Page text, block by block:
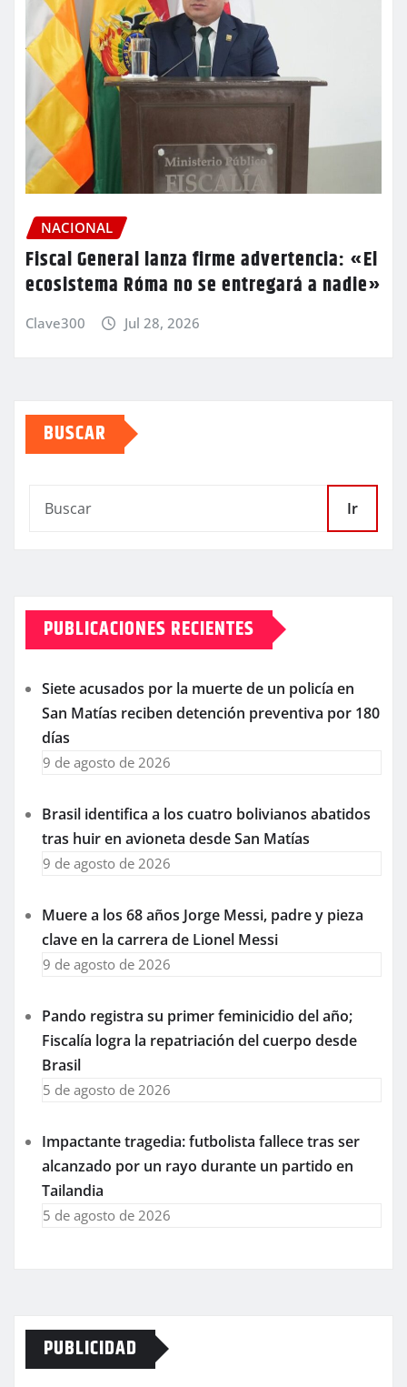
NACIONAL
Fiscal General lanza firme advertencia: «El
ecosistema Róma no se entregará a nadie»
Clave300 Jul 28, 2026
BUSCAR
Ir
PUBLICACIONES RECIENTES
Siete acusados por la muerte de un policía en
San Matías reciben detención preventiva por 180
días
9 de agosto de 2026
Brasil identifica a los cuatro bolivianos abatidos
tras huir en avioneta desde San Matías
9 de agosto de 2026
Muere a los 68 años Jorge Messi, padre y pieza
clave en la carrera de Lionel Messi
9 de agosto de 2026
Pando registra su primer feminicidio del año;
Fiscalía logra la repatriación del cuerpo desde
Brasil
5 de agosto de 2026
Impactante tragedia: futbolista fallece tras ser
alcanzado por un rayo durante un partido en
Tailandia
5 de agosto de 2026
PUBLICIDAD